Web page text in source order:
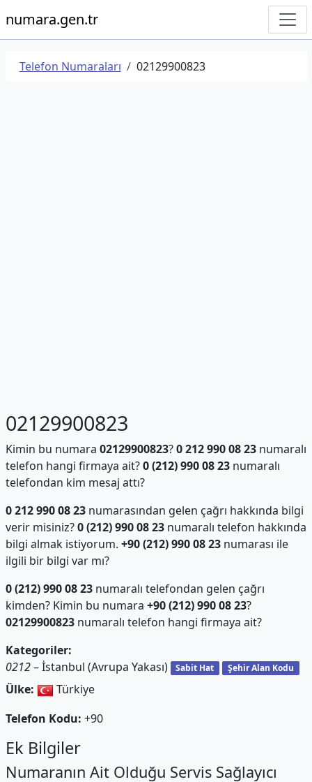
numara.gen.tr
Telefon Numaraları 02129900823
02129900823
Kimin bu numara 02129900823?0 212 990 08 23numaralı
telefon hangi firmaya ait?0 (212) 990 08 23numaralı
telefondan kim mesaj attı?
0 212 990 08 23numarasından gelen çağrı hakkında bilgi
verir misiniz?0 (212) 990 08 23numaralı telefon hakkında
bilgi almak istiyorum. +90 (212) 990 08 23numarası ile
ilgili bir bilgi var mı?
0 (212) 990 08 23numaralı telefondan gelen çağrı
kimden? Kimin bu numara +90 (212) 990 08 23?
02129900823numaralı telefon hangi firmaya ait?
Kategoriler:
0212– İstanbul (Avrupa Yakası) Sabit Hat Şehir Alan Kodu
Ülke:
Türkiye
Telefon Kodu: +90
Ek Bilgiler
Numaranın Ait Olduğu Servis Sağlayıcı